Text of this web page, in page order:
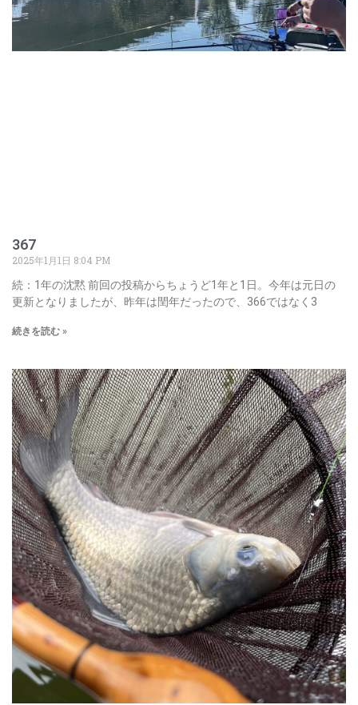
367
2025年1月1日 8:04 PM
続：1年の沈黙 前回の投稿からちょうど1年と1日。今年は元日の
更新となりましたが、昨年は閏年だったので、366ではなく3
続きを読む »